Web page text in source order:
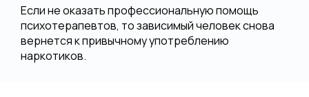
Если не оказать профессиональную помощь
психотерапевтов, то зависимый человек снова
вернется к привычному употреблению
наркотиков.